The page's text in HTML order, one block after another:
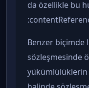
da özellikle bu
Benzer
sözleşmesinde